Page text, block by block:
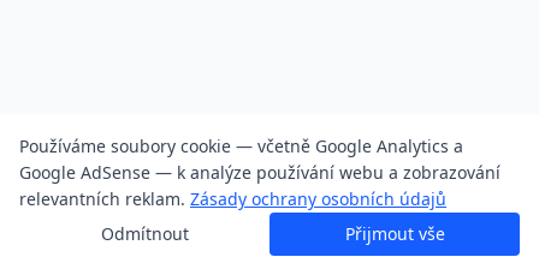
Používáme soubory cookie — včetně Google Analytics a
Google AdSense — k analýze používání webu a zobrazování
relevantních reklam. Zásady ochrany osobních údajů
Odmítnout
Přijmout vše